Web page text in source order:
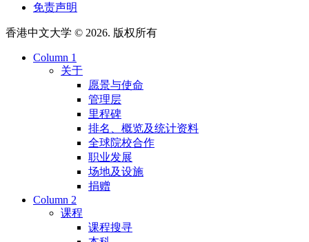
免责声明
香港中文大学 © 2026. 版权所有
Column 1
关于
愿景与使命
管理层
里程碑
排名、概览及统计资料
全球院校合作
职业发展
场地及设施
捐赠
Column 2
课程
课程搜寻